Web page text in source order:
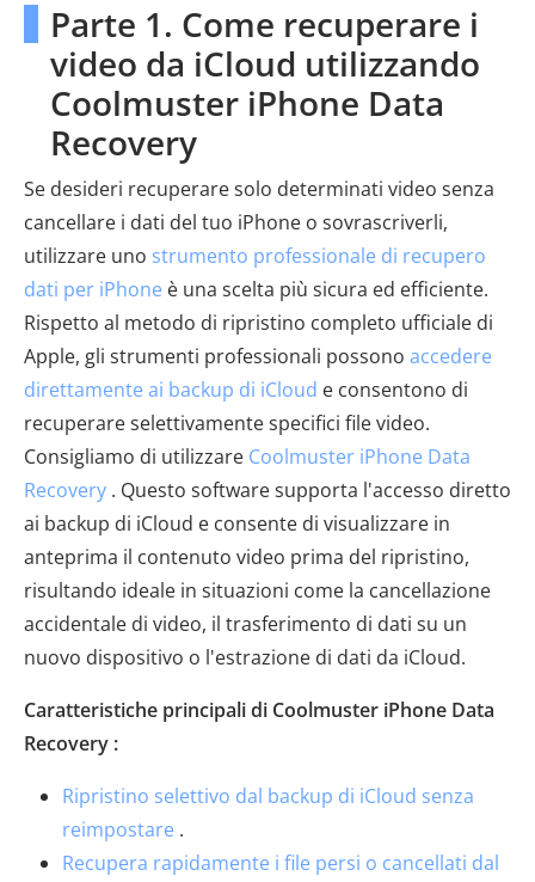
Parte 1. Come recuperare i
video da iCloud utilizzando
Coolmuster iPhone Data
Recovery
Se desideri recuperare solo determinati video senza
cancellare i dati del tuo iPhone o sovrascriverli,
utilizzare uno strumento professionale di recupero
dati per iPhone è una scelta più sicura ed efficiente.
Rispetto al metodo di ripristino completo ufficiale di
Apple, gli strumenti professionali possono accedere
direttamente ai backup di iCloud e consentono di
recuperare selettivamente specifici file video.
Consigliamo di utilizzare Coolmuster iPhone Data
Recovery . Questo software supporta l'accesso diretto
ai backup di iCloud e consente di visualizzare in
anteprima il contenuto video prima del ripristino,
risultando ideale in situazioni come la cancellazione
accidentale di video, il trasferimento di dati su un
nuovo dispositivo o l'estrazione di dati da iCloud.
Caratteristiche principali di Coolmuster iPhone Data
Recovery :
Ripristino selettivo dal backup di iCloud senza
reimpostare .
Recupera rapidamente i file persi o cancellati dal